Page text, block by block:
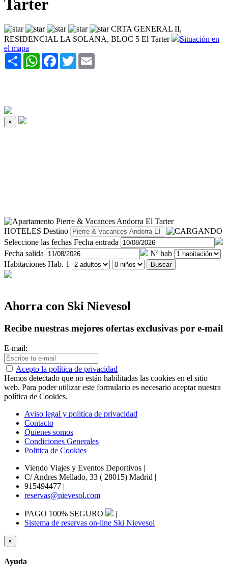
Tarter
CRTA GENERAL II,
RESIDENCIAL LA SOLANA, BLOC 5 El Tarter
Situación en
el mapa
Share WhatsAppFacebook
Twitter
×
HOTELES Destino
Seleccione las fechas Fecha entrada
Fecha salida
Nª hab
Habitaciones Hab. 1 Buscar
Ahorra con Ski Nievesol
Recibe nuestras mejores ofertas exclusivas por e-mail
E-mail:
Acepto la política de privacidad
Hemos detectado que no están habilitadas las cookies en el sitio
web. Para poder utilizar este formulario es necesario aceptar nuestra
política de Cookies.
Aviso legal y politica de privacidad
Contacto
Quienes somos
Condiciones Generales
Politica de Cookies
Viendo Viajes y Eventos Deportivos |
C/ Andres Mellado, 33 ( 28015) Madrid |
915494477 |
reservas@nievesol.com
PAGO 100% SEGURO
|
Sistema de reservas on-line Ski Nievesol
×
Ayuda